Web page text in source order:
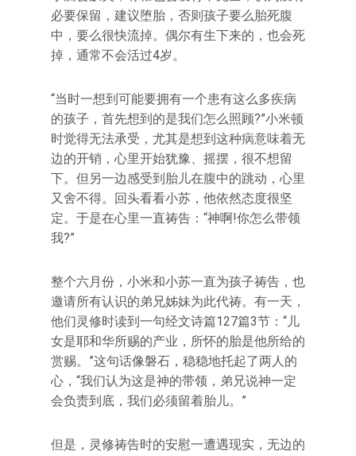
必要保留，建议堕胎，否则孩子要么胎死腹
中，要么很快流掉。偶尔有生下来的，也会死
掉，通常不会活过4岁。
“当时一想到可能要拥有一个患有这么多疾病
的孩子，首先想到的是我们怎么照顾?”小米顿
时觉得无法承受，尤其是想到这种病意味着无
边的开销，心里开始犹豫、摇摆，很不想留
下。但另一边感受到胎儿在腹中的跳动，心里
又舍不得。回头看看小苏，他依然态度很坚
定。于是在心里一直祷告：“神啊!你怎么带领
我?”
整个六月份，小米和小苏一直为孩子祷告，也
邀请所有认识的弟兄姊妹为此代祷。有一天，
他们灵修时读到一句经文诗篇127篇3节：“儿
女是耶和华所赐的产业，所怀的胎是他所给的
赏赐。”这句话像磐石，稳稳地托起了两人的
心，“我们认为这是神的带领，弟兄说神一定
会负责到底，我们必须留着胎儿。”
但是，灵修祷告时的安慰一遭遇现实，无边的